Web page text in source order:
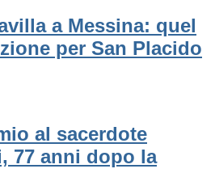
a Messina: quel
per San Placido
al sacerdote
77 anni dopo la